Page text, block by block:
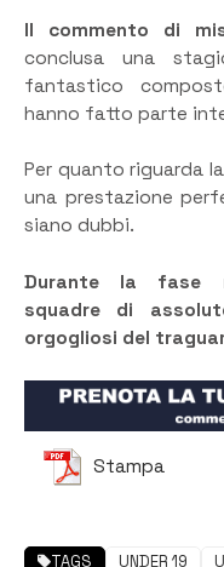
Il commento di
conclusa una
fantastico
hanno fatto parte
Per quanto riguarda
una prestazione
siano dubbi.
Durante la fase
squadre di
orgogliosi del
Stampa
TAGS UNDER 19